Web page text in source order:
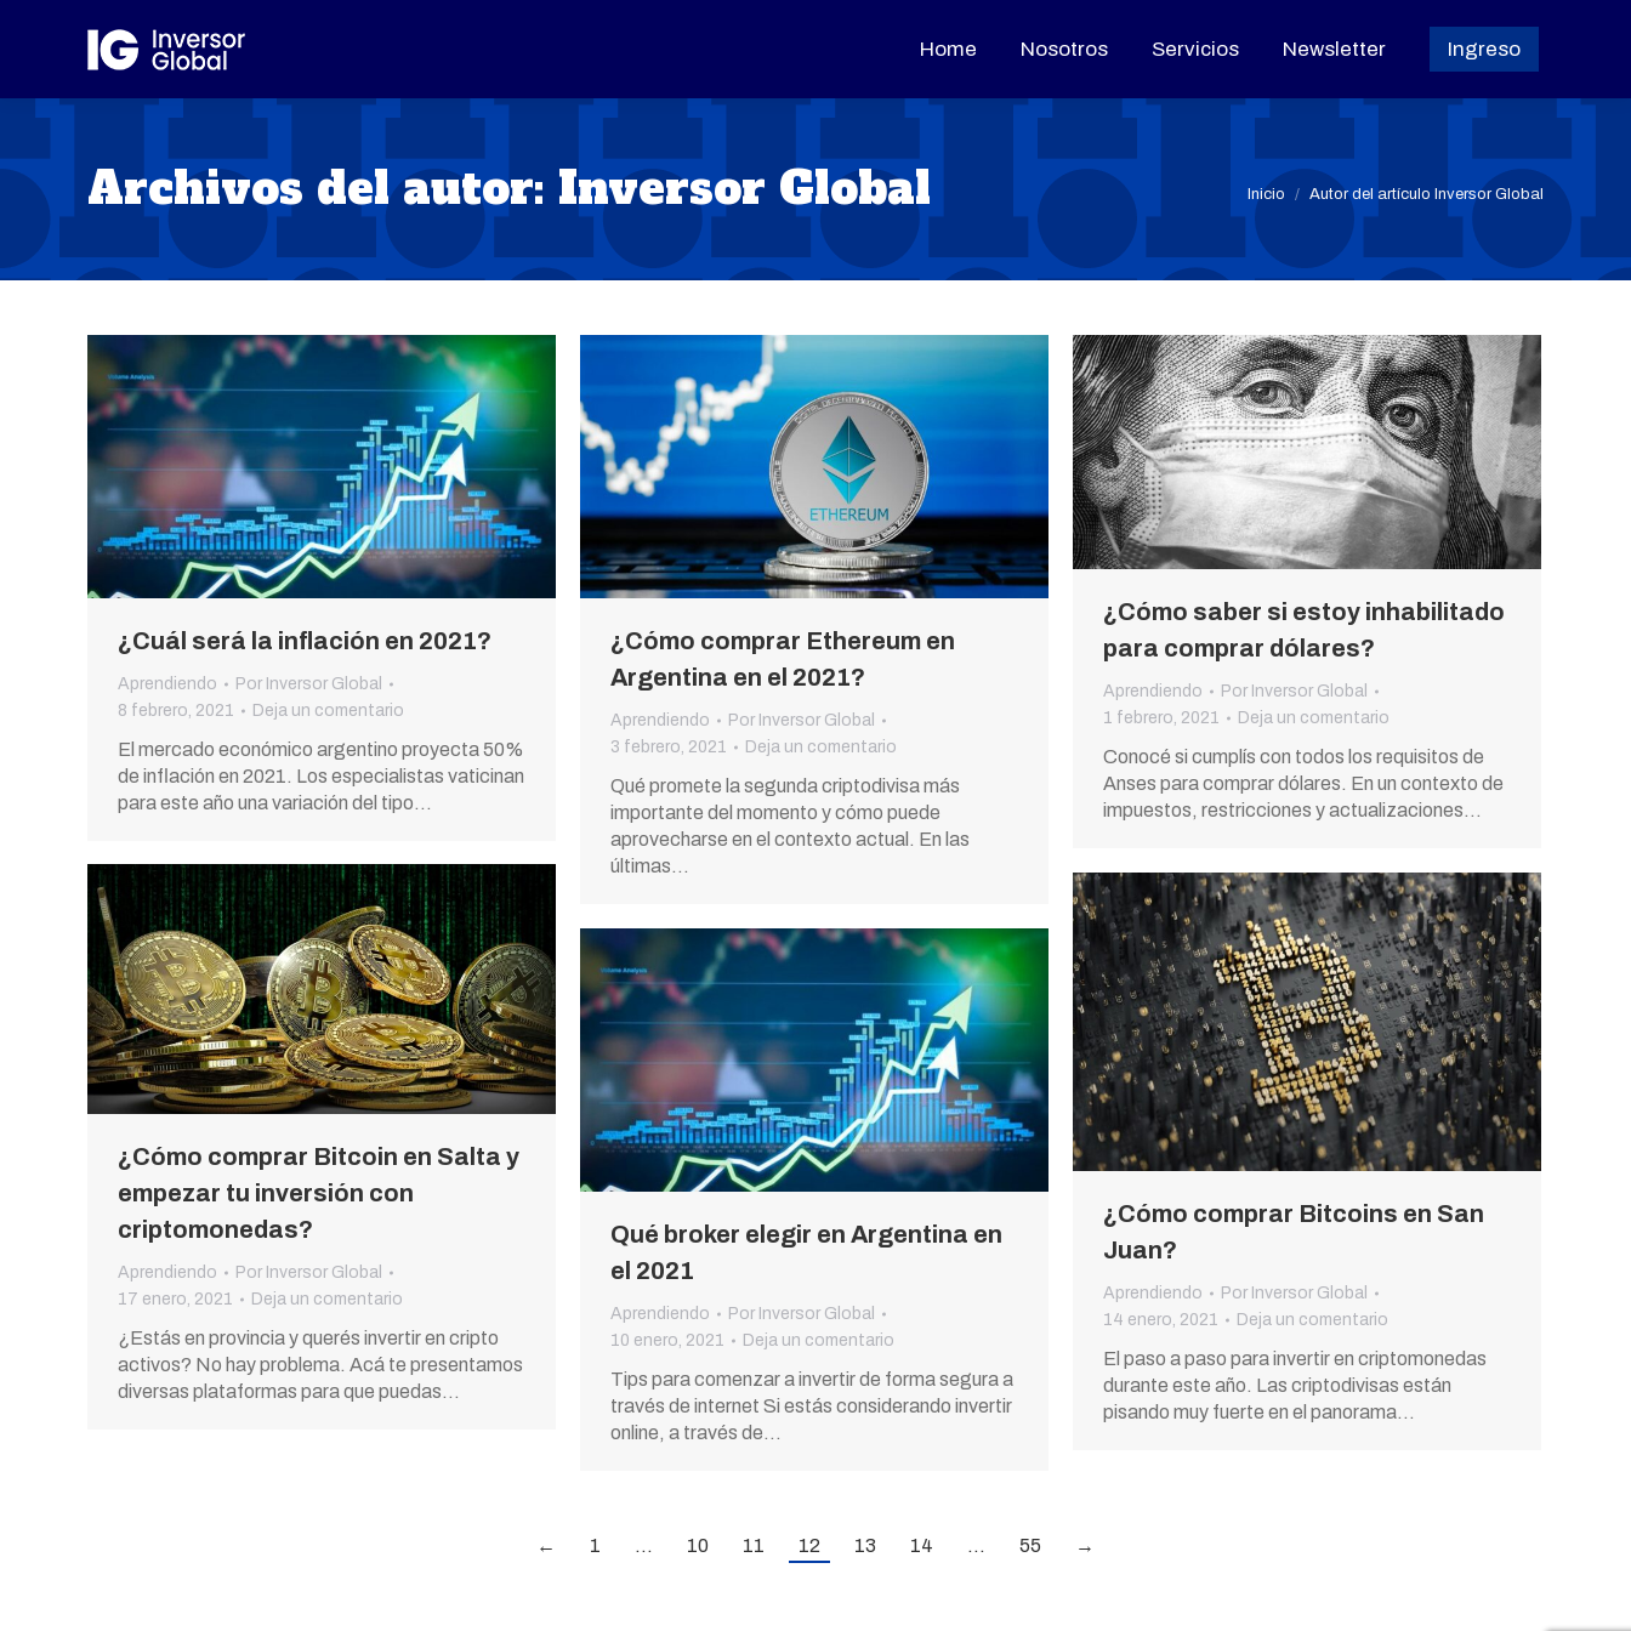
Home Nosotros Servicios Newsletter Ingreso
Archivos del autor: Inversor Global Estás aquí:
Inicio Autor del artículo Inversor Global
¿Cuál será la inflación en 2021?
Aprendiendo Por Inversor Global
8 febrero, 2021
Deja un comentario
El mercado económico argentino proyecta 50%
de inflación en 2021. Los especialistas vaticinan
para este año una variación del tipo…
¿Cómo comprar Ethereum en
Argentina en el 2021?
Aprendiendo Por Inversor Global
3 febrero, 2021
Deja un comentario
Qué promete la segunda criptodivisa más
importante del momento y cómo puede
aprovecharse en el contexto actual. En las
últimas…
¿Cómo saber si estoy inhabilitado
para comprar dólares?
Aprendiendo Por Inversor Global
1 febrero, 2021
Deja un comentario
Conocé si cumplís con todos los requisitos de
Anses para comprar dólares. En un contexto de
impuestos, restricciones y actualizaciones…
¿Cómo comprar Bitcoin en Salta y
empezar tu inversión con
criptomonedas?
Aprendiendo Por Inversor Global
17 enero, 2021
Deja un comentario
¿Estás en provincia y querés invertir en cripto
activos? No hay problema. Acá te presentamos
diversas plataformas para que puedas…
¿Cómo comprar Bitcoins en San
Juan?
Aprendiendo Por Inversor Global
14 enero, 2021
Deja un comentario
El paso a paso para invertir en criptomonedas
durante este año. Las criptodivisas están
pisando muy fuerte en el panorama…
Qué broker elegir en Argentina en
el 2021
Aprendiendo Por Inversor Global
10 enero, 2021
Deja un comentario
Tips para comenzar a invertir de forma segura a
través de internet Si estás considerando invertir
online, a través de…
← 1 … 10 11 12 13 14 … 55 →
Home Nosotros Servicios Newsletter Ingreso